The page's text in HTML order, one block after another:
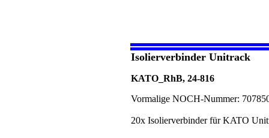
Isolierverbinder Unitrack
KATO_RhB, 24-816
Vormalige NOCH-Nummer:
20x Isolierverbinder für KATO